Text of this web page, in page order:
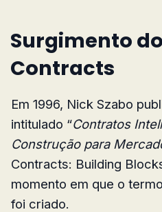
Surgimento
Contracts
Em 1996, Nick Szabo
intitulado “Contratos
Construção para
Contracts: Building
momento em que o
foi criado.